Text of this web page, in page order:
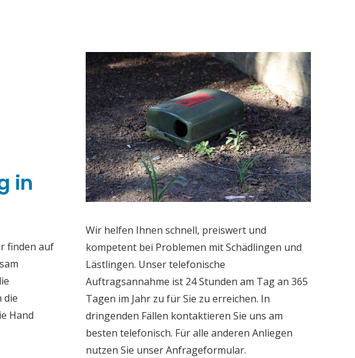
in
finden auf
die
Hand
Wir helfen Ihnen schnell, preiswert und
kompetent bei Problemen mit Schädlingen und
Lästlingen. Unser telefonische
Auftragsannahme ist 24 Stunden am Tag an 365
Tagen im Jahr zu für Sie zu erreichen. In
dringenden Fällen kontaktieren Sie uns am
besten telefonisch. Für alle anderen Anliegen
nutzen Sie unser Anfrageformular.